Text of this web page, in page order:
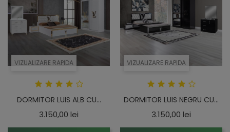
VIZUALIZARE RAPIDA
DORMITOR LUIS ALB CU...
3.150,00 lei
VIZUALIZARE RAPIDA
DORMITOR LUIS NEGRU CU...
3.150,00 lei